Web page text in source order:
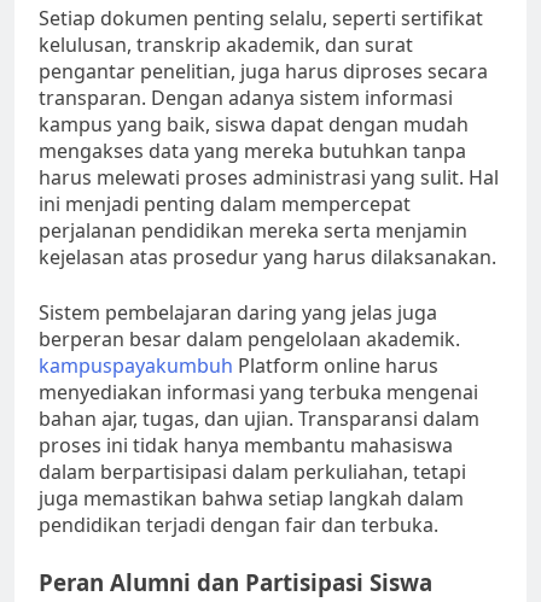
Setiap dokumen penting selalu, seperti sertifikat
kelulusan, transkrip akademik, dan surat
pengantar penelitian, juga harus diproses secara
transparan. Dengan adanya sistem informasi
kampus yang baik, siswa dapat dengan mudah
mengakses data yang mereka butuhkan tanpa
harus melewati proses administrasi yang sulit. Hal
ini menjadi penting dalam mempercepat
perjalanan pendidikan mereka serta menjamin
kejelasan atas prosedur yang harus dilaksanakan.
Sistem pembelajaran daring yang jelas juga
berperan besar dalam pengelolaan akademik.
kampuspayakumbuh Platform online harus
menyediakan informasi yang terbuka mengenai
bahan ajar, tugas, dan ujian. Transparansi dalam
proses ini tidak hanya membantu mahasiswa
dalam berpartisipasi dalam perkuliahan, tetapi
juga memastikan bahwa setiap langkah dalam
pendidikan terjadi dengan fair dan terbuka.
Peran Alumni dan Partisipasi Siswa